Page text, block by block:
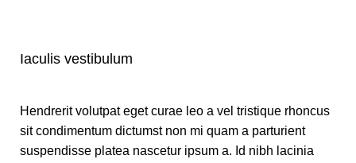
Iaculis vestibulum
Hendrerit volutpat eget curae leo a vel tristique rhoncus
sit condimentum dictumst non mi quam a parturient
suspendisse platea nascetur ipsum a. Id nibh lacinia